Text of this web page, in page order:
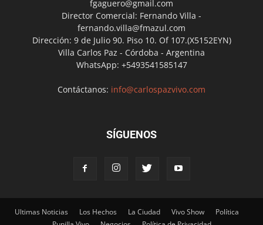
fgaguero@gmail.com
Director Comercial: Fernando Villa -
fernando.villa@fmazul.com
Dirección: 9 de Julio 90. Piso 10. Of 107.(X5152EYN)
Villa Carlos Paz - Córdoba - Argentina
WhatsApp: +5493541585147
Contáctanos: info@carlospazvivo.com
SÍGUENOS
Ultimas Noticias Los Hechos La Ciudad Vivo Show
Política